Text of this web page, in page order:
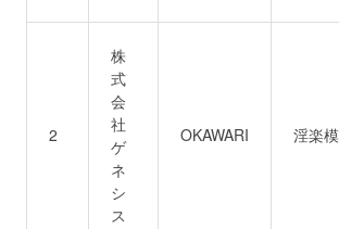
2
株
式
会
社
ゲ
ネ
シ
ス
OKAWARI 淫楽